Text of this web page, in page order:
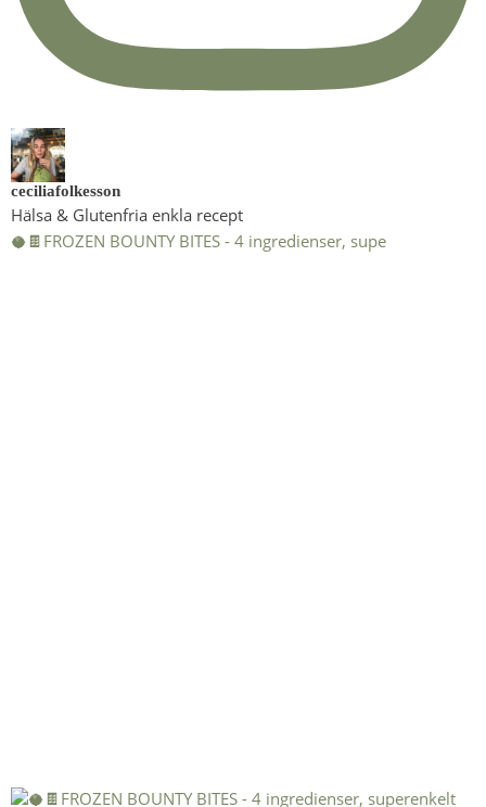
ceciliafolkesson
Hälsa & Glutenfria enkla recept
🥥🍫FROZEN BOUNTY BITES - 4 ingredienser, supe